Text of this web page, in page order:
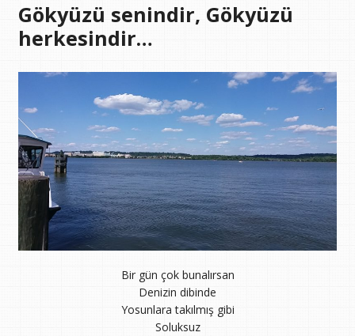
Gökyüzü senindir, Gökyüzü
herkesindir…
Bir gün çok bunalırsan
Denizin dibinde
Yosunlara takılmış gibi
Soluksuz